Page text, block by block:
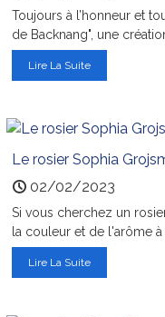
Toujours à l’honneur et
de Backnang", une
Lire La Suite
Le rosier Sophia
02/02/2023
Si vous cherchez un
la couleur et de l'arôme à
Lire La Suite